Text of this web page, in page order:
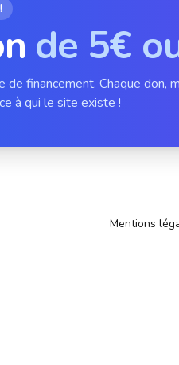
de 5€
financement. Chaque don,
à qui le site existe !
Mentions